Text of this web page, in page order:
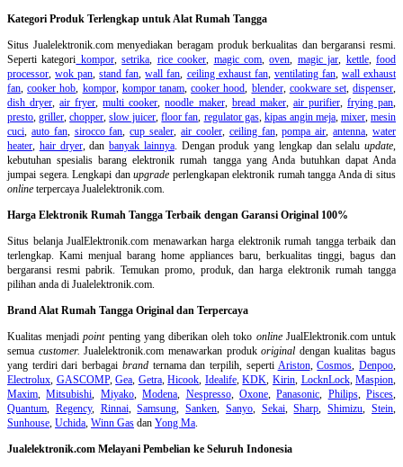
Kategori Produk Terlengkap untuk Alat Rumah Tangga
Situs Jualelektronik.com menyediakan beragam produk berkualitas dan bergaransi resmi.
Seperti kategori kompor,setrika rice cooker magic com,oven magic jar kettle,food
processor ,wok pan ,stand fan ,wall fan ceiling exhaust fan, ventilating fan, wall exhaust
fan ,cooker hob kompor, kompor tanam,cooker hood blender, cookware set,dispenser
dish dryer ,air fryer ,multi cooker ,noodle maker, bread maker, air purifier, frying pan
presto ,griller ,chopper ,slow juicer ,floor fan regulator gas, kipas angin meja, mixer,mesin
cuci auto fan, sirocco fan ,cup sealer ,air cooler, ceiling fan,pompa air ,antenna ,water
heater hair dryer, dan banyak lainnya. Dengan produk yang lengkap dan selalu update
kebutuhan spesialis barang elektronik rumah tangga yang Anda butuhkan dapat Anda
jumpai segera. Lengkapi danupgrade perlengkapan elektronik rumah tangga Anda di situs
online terpercaya Jualelektronik.com.
Harga Elektronik Rumah Tangga Terbaik dengan Garansi Original 100%
Situs belanjaJualElektronik.com menawarkan harga elektronik rumah tangga terbaik dan
terlengkap. Kami menjual barang home appliances baru, berkualitas tinggi, bagus dan
bergaransi resmi pabrik. Temukan promo, produk, dan harga elektronik rumah tangga
pilihan anda di Jualelektronik.com.
Brand Alat Rumah Tangga Original dan Terpercaya
Kualitas menjadipointpenting yang diberikan oleh toko onlineJualElektronik.com untuk
semua customer. Jualelektronik.com menawarkan produkoriginal dengan kualitas bagus
yang terdiri dari berbagai brandternama dan terpilih, seperti Ariston,Cosmos ,Denpoo
Electrolux GASCOMP,Gea Getra,Hicook Idealife,KDK Kirin, LocknLock,Maspion
Maxim ,Mitsubishi Miyako,Modena Nespresso, Oxone,Panasonic Philips, Pisces
Quantum
Regency, Rinnai,Samsung ,Sanken Sanyo, Sekai,Sharp ,Shimizu ,Stein
Sunhouse Uchida Winn Gas dan Yong Ma
Jualelektronik.com Melayani Pembelian ke Seluruh Indonesia